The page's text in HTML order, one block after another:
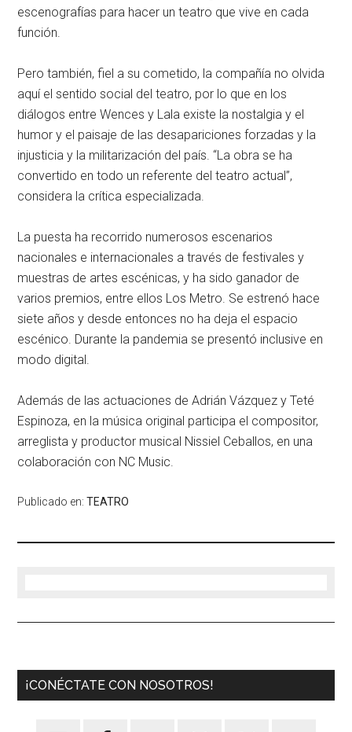
escenografías para hacer un teatro que vive en cada
función.
Pero también, fiel a su cometido, la compañía no olvida
aquí el sentido social del teatro, por lo que en los
diálogos entre Wences y Lala existe la nostalgia y el
humor y el paisaje de las desapariciones forzadas y la
injusticia y la militarización del país. “La obra se ha
convertido en todo un referente del teatro actual”,
considera la crítica especializada.
La puesta ha recorrido numerosos escenarios
nacionales e internacionales a través de festivales y
muestras de artes escénicas, y ha sido ganador de
varios premios, entre ellos Los Metro. Se estrenó hace
siete años y desde entonces no ha deja el espacio
escénico. Durante la pandemia se presentó inclusive en
modo digital.
Además de las actuaciones de Adrián Vázquez y Teté
Espinoza, en la música original participa el compositor,
arreglista y productor musical Nissiel Ceballos, en una
colaboración con NC Music.
Publicado en:TEATRO
¡CONÉCTATE CON NOSOTROS!